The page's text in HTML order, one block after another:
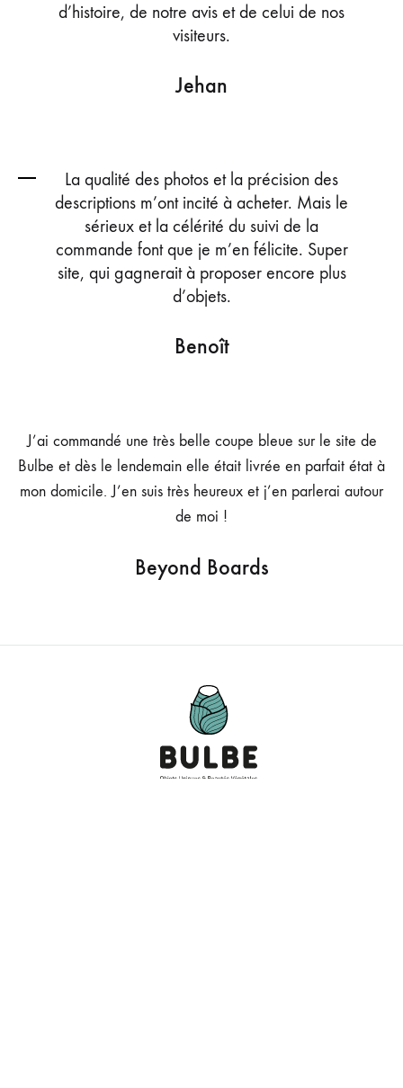
d’histoire, de notre avis et de celui de nos
visiteurs.
Jehan
La qualité des photos et la précision des
descriptions m’ont incité à acheter. Mais le
sérieux et la célérité du suivi de la
commande font que je m’en félicite. Super
site, qui gagnerait à proposer encore plus
d’objets.
Benoît
J’ai commandé une très belle coupe bleue sur le site de
Bulbe et dès le lendemain elle était livrée en parfait état à
mon domicile. J’en suis très heureux et j’en parlerai autour
de moi !
Beyond Boards